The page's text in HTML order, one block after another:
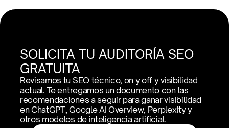
SOLICITA TU AUDITORÍA SEO
GRATUITA
Revisamos tu SEO técnico, on y off y visibilidad
actual. Te entregamos un documento con las
recomendaciones a seguir para ganar visibilidad
en ChatGPT, Google AI Overview, Perplexity y
otros modelos de inteligencia artificial.